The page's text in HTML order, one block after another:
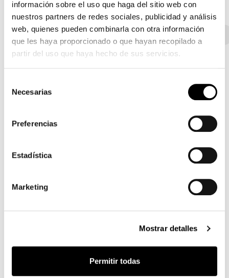
información sobre el uso que haga del sitio web con
nuestros partners de redes sociales, publicidad y análisis
web, quienes pueden combinarla con otra información
que les haya proporcionado o que hayan recopilado a
partir del uso que haya hecho de sus servicios.
Necesarias
Preferencias
Estadística
Marketing
Mostrar detalles
Permitir todas
Tela - 800
8D69 - Pastello 8D67 - Pastello
8D63 - Pastello 8D61 - Pastello